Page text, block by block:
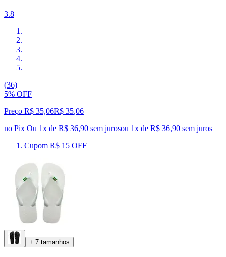
3.8
(36)
5% OFF
Preço R$ 35,06R$ 35,06
no Pix Ou 1x de R$ 36,90 sem jurosou 1x de R$ 36,90 sem juros
Cupom R$ 15 OFF
+ 7 tamanhos